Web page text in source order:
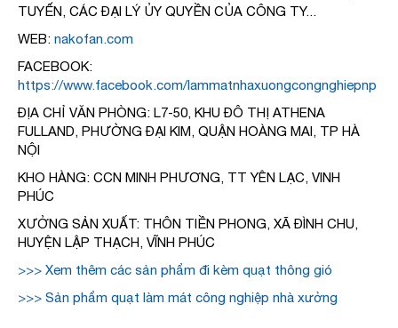
TUYẾN, CÁC ĐẠI LÝ ỦY QUYỀN CỦA CÔNG TY...
WEB: nakofan.com
FACEBOOK:
https://www.facebook.com/lammatnhaxuongcongnghiepnp
ĐỊA CHỈ VĂN PHÒNG: L7-50, KHU ĐÔ THỊ ATHENA
FULLAND, PHƯỜNG ĐẠI KIM, QUẬN HOÀNG MAI, TP HÀ
NỘI
KHO HÀNG: CCN MINH PHƯƠNG, TT YÊN LẠC, VINH
PHÚC
XƯỞNG SẢN XUẤT: THÔN TIỀN PHONG, XÃ ĐÌNH CHU,
HUYỆN LẬP THẠCH, VĨNH PHÚC
>>> Xem thêm các sản phẩm đi kèm quạt thông gió
>>> Sản phẩm quạt làm mát công nghiệp nhà xưởng